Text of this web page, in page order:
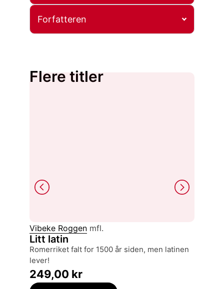
Forfatteren
Flere titler
Vibeke Roggen mfl.
Litt latin
Romerriket falt for 1500 år siden, men latinen
lever!
249,00 kr